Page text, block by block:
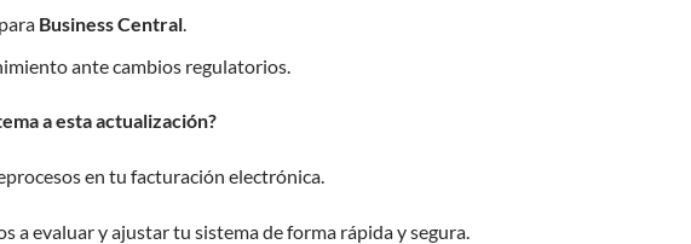
Business Central.
ante cambios regulatorios.
a esta actualización?
en tu facturación electrónica.
a evaluar y ajustar tu sistema de forma rápida y segura.